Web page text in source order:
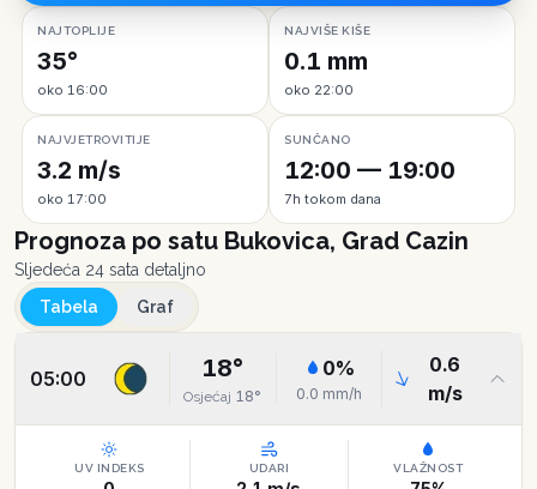
NAJTOPLIJE
35°
oko 16:00
NAJVIŠE KIŠE
0.1 mm
oko 22:00
NAJVJETROVITIJE
3.2 m/s
oko 17:00
SUNČANO
12:00 — 19:00
7h tokom dana
Prognoza po satu Bukovica, Grad Cazin
Sljedeća 24 sata detaljno
Tabela
Graf
05:00 18°
Osjećaj 18°
0%
0.0 mm/h
0.6
m/s
UV INDEKS UDARI VLAŽNOST